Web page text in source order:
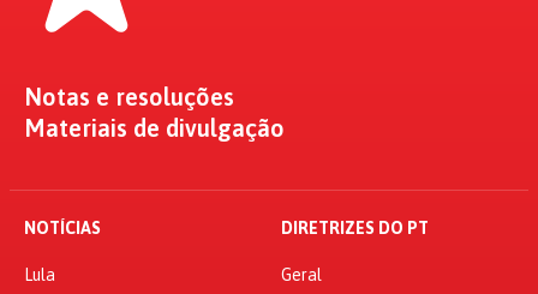
Notas e resoluções
Materiais de divulgação
NOTÍCIAS
Lula
DIRETRIZES DO PT
Geral